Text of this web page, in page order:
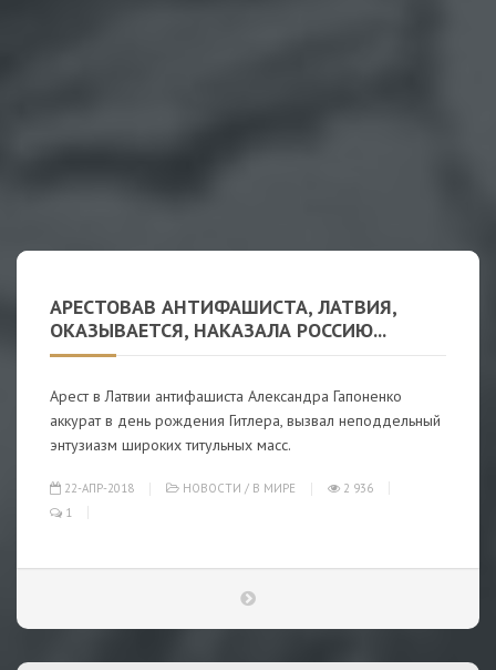
АРЕСТОВАВ АНТИФАШИСТА, ЛАТВИЯ,
ОКАЗЫВАЕТСЯ, НАКАЗАЛА РОССИЮ...
Арест в Латвии антифашиста Александра Гапоненко
аккурат в день рождения Гитлера, вызвал неподдельный
энтузиазм широких титульных масс.
22-АПР-2018 НОВОСТИ / В МИРЕ
2 936
1